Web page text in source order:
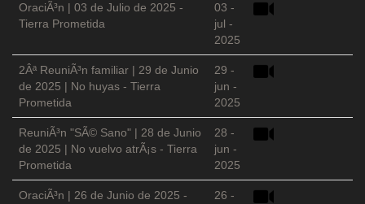
OraciÃ³n | 03 de Julio de 2025 -
Tierra Prometida
03 -
jul -
2025
2Âª ReuniÃ³n familiar | 29 de Junio
de 2025 | No huyas - Tierra
Prometida
29 -
jun -
2025
ReuniÃ³n "SÃ© Sano" | 28 de Junio
de 2025 | No vuelvo atrÃ¡s - Tierra
Prometida
28 -
jun -
2025
OraciÃ³n | 26 de Junio de 2025 -
26 -